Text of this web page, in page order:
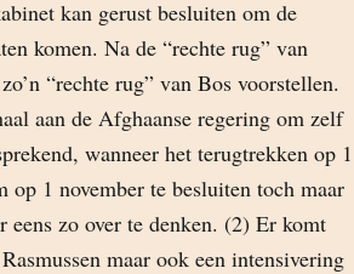
kan gerust besluiten om de
komen. Na de “rechte rug” van
“rechte rug” van Bos voorstellen.
aan de Afghaanse regering om zelf
wanneer het terugtrekken op 1
1 november te besluiten toch maar
zo over te denken. (2) Er komt
maar ook een intensivering